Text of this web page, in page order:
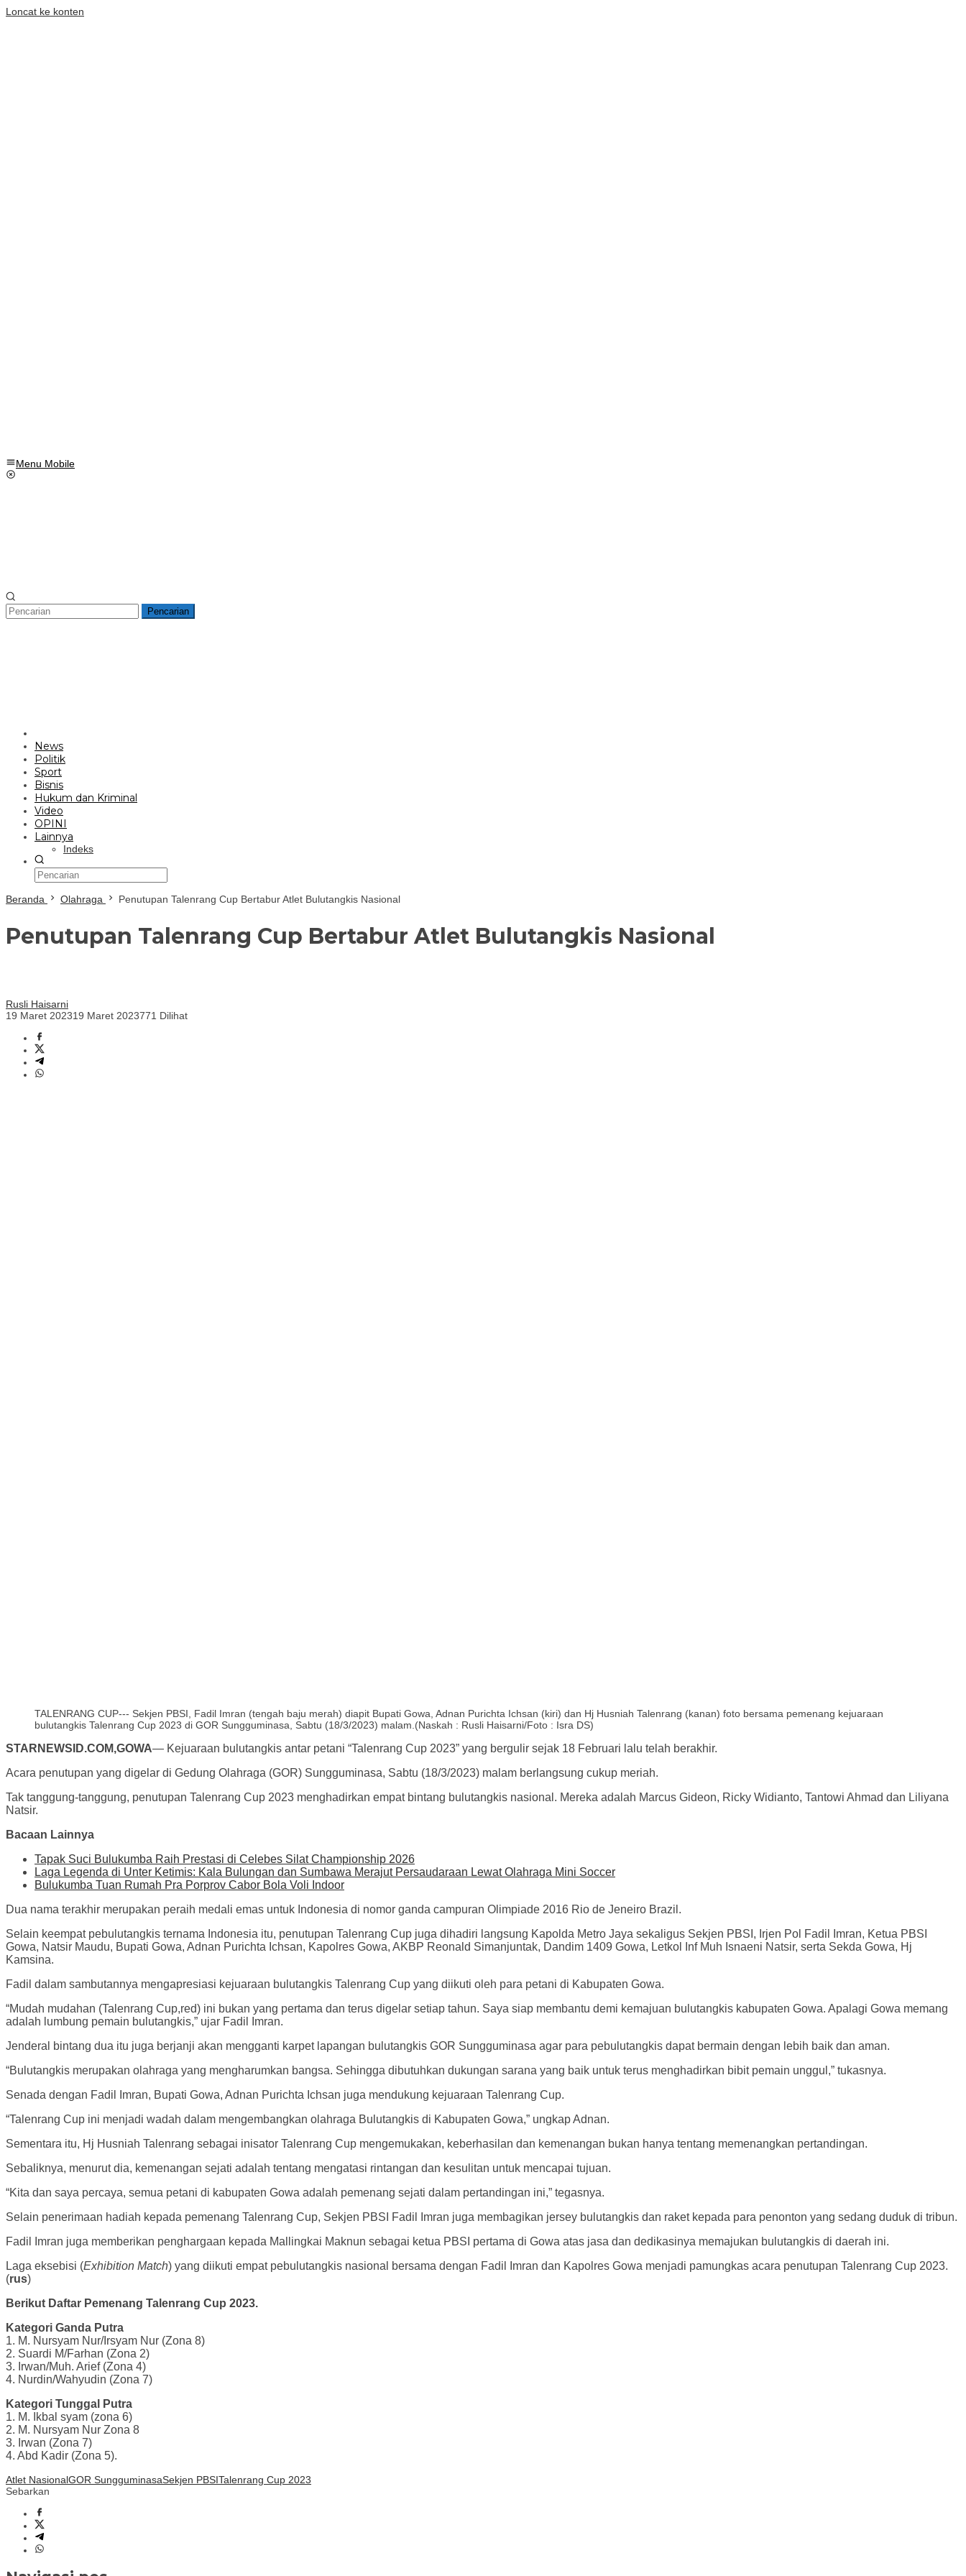
Loncat ke konten
Menu Mobile
Pencarian
News
Politik
Sport
Bisnis
Hukum dan Kriminal
Video
OPINI
Lainnya
Indeks
Beranda Olahraga Penutupan Talenrang Cup Bertabur Atlet Bulutangkis Nasional
Penutupan Talenrang Cup Bertabur Atlet Bulutangkis Nasional
Rusli Haisarni
19 Maret 202319 Maret 2023771 Dilihat
TALENRANG CUP--- Sekjen PBSI, Fadil Imran (tengah baju merah) diapit Bupati Gowa, Adnan Purichta Ichsan (kiri) dan Hj Husniah Talenrang (kanan) foto bersama pemenang kejuaraan
bulutangkis Talenrang Cup 2023 di GOR Sungguminasa, Sabtu (18/3/2023) malam.(Naskah : Rusli Haisarni/Foto : Isra DS)
STARNEWSID.COM,GOWA— Kejuaraan bulutangkis antar petani “Talenrang Cup 2023” yang bergulir sejak 18 Februari lalu telah berakhir.
Acara penutupan yang digelar di Gedung Olahraga (GOR) Sungguminasa, Sabtu (18/3/2023) malam berlangsung cukup meriah.
Tak tanggung-tanggung, penutupan Talenrang Cup 2023 menghadirkan empat bintang bulutangkis nasional. Mereka adalah Marcus Gideon, Ricky Widianto, Tantowi Ahmad dan Liliyana
Natsir.
Bacaan Lainnya
Tapak Suci Bulukumba Raih Prestasi di Celebes Silat Championship 2026
Laga Legenda di Unter Ketimis: Kala Bulungan dan Sumbawa Merajut Persaudaraan Lewat Olahraga Mini Soccer
Bulukumba Tuan Rumah Pra Porprov Cabor Bola Voli Indoor
Dua nama terakhir merupakan peraih medali emas untuk Indonesia di nomor ganda campuran Olimpiade 2016 Rio de Jeneiro Brazil.
Selain keempat pebulutangkis ternama Indonesia itu, penutupan Talenrang Cup juga dihadiri langsung Kapolda Metro Jaya sekaligus Sekjen PBSI, Irjen Pol Fadil Imran, Ketua PBSI
Gowa, Natsir Maudu, Bupati Gowa, Adnan Purichta Ichsan, Kapolres Gowa, AKBP Reonald Simanjuntak, Dandim 1409 Gowa, Letkol Inf Muh Isnaeni Natsir, serta Sekda Gowa, Hj
Kamsina.
Fadil dalam sambutannya mengapresiasi kejuaraan bulutangkis Talenrang Cup yang diikuti oleh para petani di Kabupaten Gowa.
“Mudah mudahan (Talenrang Cup,red) ini bukan yang pertama dan terus digelar setiap tahun. Saya siap membantu demi kemajuan bulutangkis kabupaten Gowa. Apalagi Gowa memang
adalah lumbung pemain bulutangkis,” ujar Fadil Imran.
Jenderal bintang dua itu juga berjanji akan mengganti karpet lapangan bulutangkis GOR Sungguminasa agar para pebulutangkis dapat bermain dengan lebih baik dan aman.
“Bulutangkis merupakan olahraga yang mengharumkan bangsa. Sehingga dibutuhkan dukungan sarana yang baik untuk terus menghadirkan bibit pemain unggul,” tukasnya.
Senada dengan Fadil Imran, Bupati Gowa, Adnan Purichta Ichsan juga mendukung kejuaraan Talenrang Cup.
“Talenrang Cup ini menjadi wadah dalam mengembangkan olahraga Bulutangkis di Kabupaten Gowa,” ungkap Adnan.
Sementara itu, Hj Husniah Talenrang sebagai inisator Talenrang Cup mengemukakan, keberhasilan dan kemenangan bukan hanya tentang memenangkan pertandingan.
Sebaliknya, menurut dia, kemenangan sejati adalah tentang mengatasi rintangan dan kesulitan untuk mencapai tujuan.
“Kita dan saya percaya, semua petani di kabupaten Gowa adalah pemenang sejati dalam pertandingan ini,” tegasnya.
Selain penerimaan hadiah kepada pemenang Talenrang Cup, Sekjen PBSI Fadil Imran juga membagikan jersey bulutangkis dan raket kepada para penonton yang sedang duduk di tribun.
Fadil Imran juga memberikan penghargaan kepada Mallingkai Maknun sebagai ketua PBSI pertama di Gowa atas jasa dan dedikasinya memajukan bulutangkis di daerah ini.
Laga eksebisi (Exhibition Match) yang diikuti empat pebulutangkis nasional bersama dengan Fadil Imran dan Kapolres Gowa menjadi pamungkas acara penutupan Talenrang Cup 2023.
(rus)
Berikut Daftar Pemenang Talenrang Cup 2023.
Kategori Ganda Putra
1. M. Nursyam Nur/Irsyam Nur (Zona 8)
2. Suardi M/Farhan (Zona 2)
3. Irwan/Muh. Arief (Zona 4)
4. Nurdin/Wahyudin (Zona 7)
Kategori Tunggal Putra
1. M. Ikbal syam (zona 6)
2. M. Nursyam Nur Zona 8
3. Irwan (Zona 7)
4. Abd Kadir (Zona 5).
Atlet NasionalGOR SungguminasaSekjen PBSITalenrang Cup 2023
Sebarkan